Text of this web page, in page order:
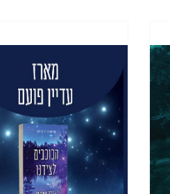
לרצות
בגלגול אחר."
אני
ואני
ייתכן
היא